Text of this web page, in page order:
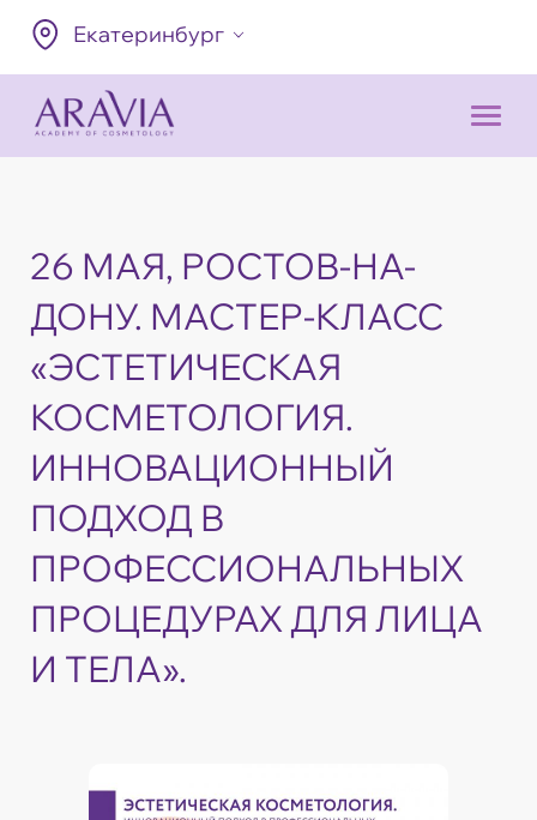
Екатеринбург
26 МАЯ, РОСТОВ-НА-
ДОНУ. МАСТЕР-КЛАСС
«ЭСТЕТИЧЕСКАЯ
КОСМЕТОЛОГИЯ.
ИННОВАЦИОННЫЙ
ПОДХОД В
ПРОФЕССИОНАЛЬНЫХ
ПРОЦЕДУРАХ ДЛЯ ЛИЦА
И ТЕЛА».